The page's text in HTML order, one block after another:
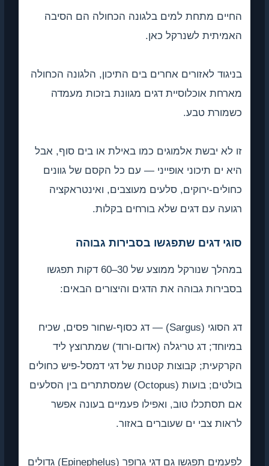
החיים מתחת למים בלגונה הכחולה הם הסיבה
האמיתית לשנרקל כאן.
בניגוד לאזורים אחרים בים התיכון, הלגונה הכחולה
מארחת אוכלוסיית דגים מגוונת בזכות מעמדה
כשמורת טבע.
זו לא יבשת אלמוגים כמו באילת או בים סוף, אבל
היא ים תיכוני אופייני — עם כל הקסם של גוונים
כחולים-ירוקים, סלעים מעוצבים, ואינטראקציה
רגועה עם דגים שלא בורחים בקלות.
סוגי דגים שתפגשו בסבירות גבוהה
במהלך שנורקל ממוצע של 30–60 דקות תפגשו
בסבירות גבוהה את הדגים והיצורים הבאים:
דג הסוגי (Sargus) — דג כסוף-שחור פסים, שכיח
במיוחד; דג טריגלה (אדום-ורוד) שמתרוצץ ליד
הקרקעית; קבוצות קטנות של דגי דמסל-פיש כחולים
בולטים; בועות (Octopus) שמסתתרים בין הסלעים
אם תסתכלו טוב, ואפילו פעמיים בעונה אפשר
לראות צבי ים שעוברים באזור.
לפעמים תפגשו גם דגי גרופר (Epinephelus) גדולים